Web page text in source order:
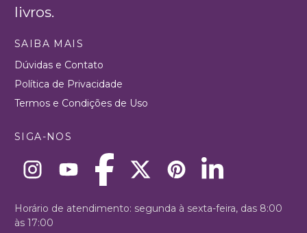
livros.
SAIBA MAIS
Dúvidas e Contato
Política de Privacidade
Termos e Condições de Uso
SIGA-NOS
Horário de atendimento: segunda à sexta-feira, das 8:00
às 17:00